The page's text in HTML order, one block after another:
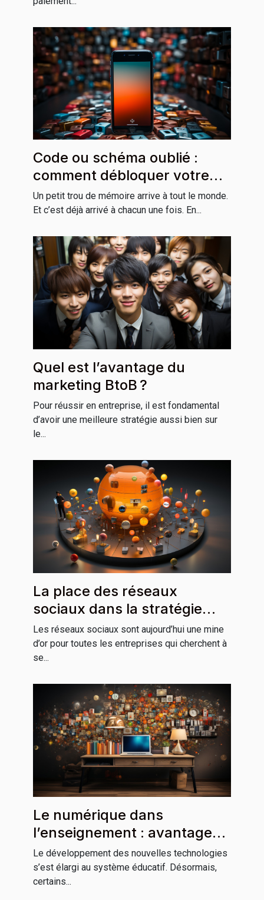
Code ou schéma oublié :
comment débloquer votre
smartphone?
Un petit trou de mémoire arrive à tout le monde.
Et c’est déjà arrivé à chacun une fois. En...
Quel est l’avantage du
marketing BtoB ?
Pour réussir en entreprise, il est fondamental
d’avoir une meilleure stratégie aussi bien sur
le...
La place des réseaux
sociaux dans la stratégie
marketing
Les réseaux sociaux sont aujourd’hui une mine
d’or pour toutes les entreprises qui cherchent à
se...
Le numérique dans
l’enseignement : avantages
et inconvénients
Le développement des nouvelles technologies
s’est élargi au système éducatif. Désormais,
certains...